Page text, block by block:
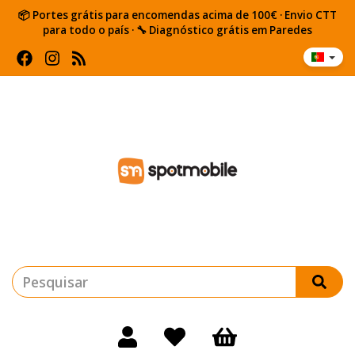
📦 Portes grátis para encomendas acima de 100€ · Envio CTT
para todo o país · 🔧 Diagnóstico grátis em Paredes